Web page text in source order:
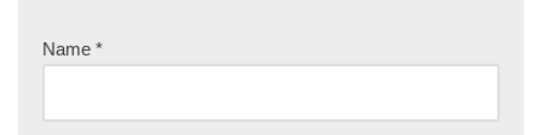
Name *